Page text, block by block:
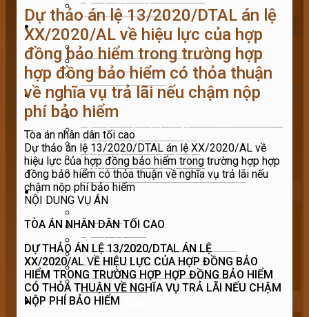
Tư vấn thủ tục Visa
Hình sự
Quy định chung về luật hình sự
Tư vấn luật hình sự
Tạm giữ, tạm giam
Đất đai
Cấp giấy chứng nhận quyền sử dụng đất lần đầu
Chuyển quyền sử dụng đất
Thừa kế quyền sử dụng đất
Giải quyết tranh chấp đất đai
Bồi thường, hỗ trợ tái định cư khi thu hồi
Hôn nhân
Thủ tục ly hôn
Tranh chấp quyền nuôi con khi ly hôn
Tranh chấp tài sản khi ly hôn
Mang thai hộ vì mục đích nhân đạo
Nuôi con nuôi
Doanh nghiệp – Đầu tư
Dự thảo án lệ 13/2020/DTAL án lệ
XX/2020/AL về hiệu lực của hợp
đồng bảo hiểm trong trường hợp
hợp đồng bảo hiểm có thỏa thuận
về nghĩa vụ trả lãi nếu chậm nộp
phí bảo hiểm
Tòa án nhân dân tối cao
Dự thảo án lệ 13/2020/DTAL án lệ XX/2020/AL về
hiệu lực của hợp đồng bảo hiểm trong trường hợp hợp
đồng bảo hiểm có thỏa thuận về nghĩa vụ trả lãi nếu
chậm nộp phí bảo hiểm
NỘI DUNG VỤ ÁN
TÒA ÁN NHÂN DÂN TỐI CAO
DỰ THẢO ÁN LỆ 13/2020/DTAL ÁN LỆ
XX/2020/ALVỀ HIỆU LỰC CỦA HỢP ĐỒNG BẢO
HIỂM TRONG TRƯỜNG HỢP HỢP ĐỒNG BẢO HIỂM
CÓ THỎA THUẬN VỀ NGHĨA VỤ TRẢ LÃI NẾU CHẬM
NỘP PHÍ BẢO HIỂM